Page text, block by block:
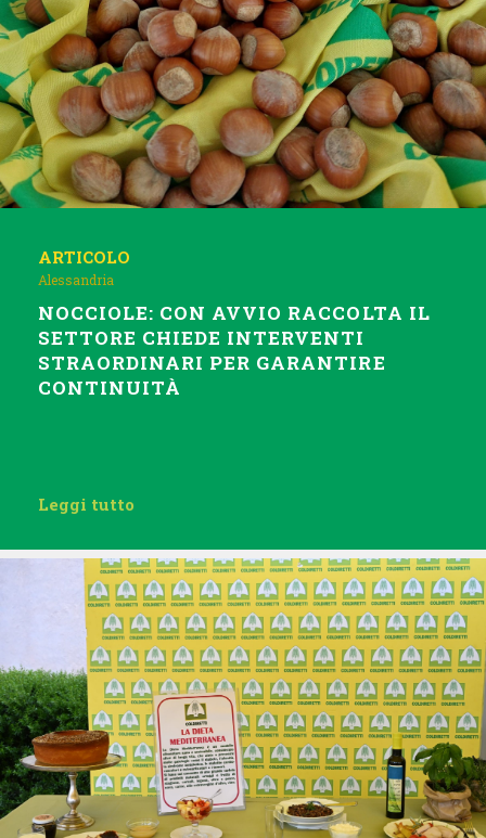
ARTICOLO
Alessandria
NOCCIOLE: CON AVVIO RACCOLTA IL
SETTORE CHIEDE INTERVENTI
STRAORDINARI PER GARANTIRE
CONTINUITÀ
Leggi tutto